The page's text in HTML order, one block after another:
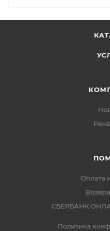
Оплата
СБЕРБАНК
Политика